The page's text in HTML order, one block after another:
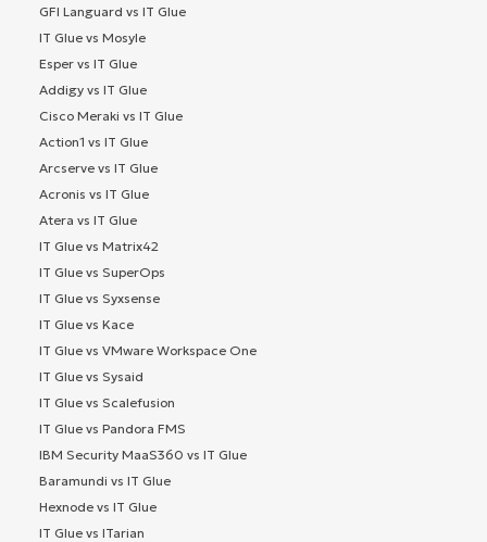
GFI Languard vs IT Glue
IT Glue vs Mosyle
Esper vs IT Glue
Addigy vs IT Glue
Cisco Meraki vs IT Glue
Action1 vs IT Glue
Arcserve vs IT Glue
Acronis vs IT Glue
Atera vs IT Glue
IT Glue vs Matrix42
IT Glue vs SuperOps
IT Glue vs Syxsense
IT Glue vs Kace
IT Glue vs VMware Workspace One
IT Glue vs Sysaid
IT Glue vs Scalefusion
IT Glue vs Pandora FMS
IBM Security MaaS360 vs IT Glue
Baramundi vs IT Glue
Hexnode vs IT Glue
IT Glue vs ITarian